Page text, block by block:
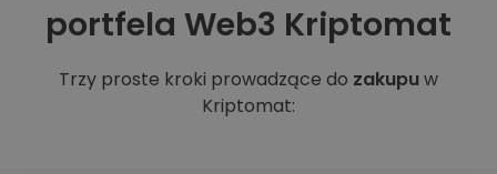
portfela Web3 Kriptomat
Trzy proste kroki prowadzące do zakupuw
Kriptomat: